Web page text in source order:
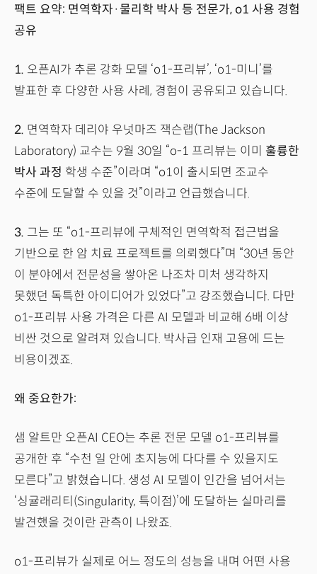
팩트 요약: 면역학자·물리학 박사 등 전문가, o1 사용 경험
공유
1. 오픈AI가 추론 강화 모델 ‘o1-프리뷰’, ‘o1-미니’를
발표한 후 다양한 사용 사례, 경험이 공유되고 있습니다.
2. 면역학자 데리야 우넛마즈 잭슨랩(The Jackson
Laboratory) 교수는 9월 30일 “o-1 프리뷰는 이미 훌륭한
박사 과정 학생 수준”이라며 “o1이 출시되면 조교수
수준에 도달할 수 있을 것”이라고 언급했습니다.
3. 그는 또 “o1-프리뷰에 구체적인 면역학적 접근법을
기반으로 한 암 치료 프로젝트를 의뢰했다”며 “30년 동안
이 분야에서 전문성을 쌓아온 나조차 미처 생각하지
못했던 독특한 아이디어가 있었다”고 강조했습니다. 다만
o1-프리뷰 사용 가격은 다른 AI 모델과 비교해 6배 이상
비싼 것으로 알려져 있습니다. 박사급 인재 고용에 드는
비용이겠죠.
왜 중요한가:
샘 알트만 오픈AI CEO는 추론 전문 모델 o1-프리뷰를
공개한 후 “수천 일 안에 초지능에 다다를 수 있을지도
모른다”고 밝혔습니다. 생성 AI 모델이 인간을 넘어서는
‘싱귤래리티(Singularity, 특이점)’에 도달하는 실마리를
발견했을 것이란 관측이 나왔죠.
o1-프리뷰가 실제로 어느 정도의 성능을 내며 어떤 사용